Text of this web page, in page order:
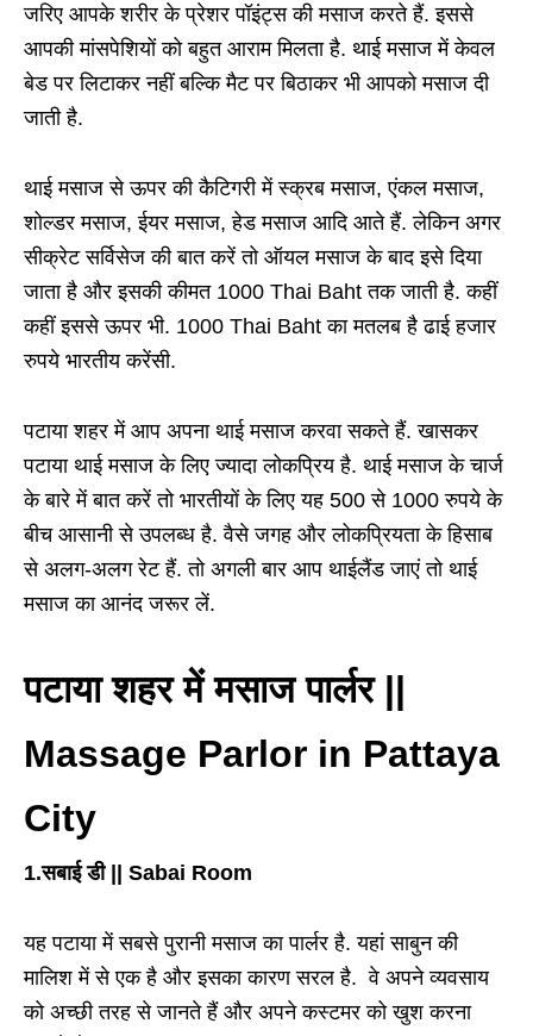
जरिए आपके शरीर के प्रेशर पॉइंट्स की मसाज करते हैं. इससे
आपकी मांसपेशियों को बहुत आराम मिलता है. थाई मसाज में केवल
बेड पर लिटाकर नहीं बल्कि मैट पर बिठाकर भी आपको मसाज दी
जाती है.
थाई मसाज से ऊपर की कैटिगरी में स्क्रब मसाज, एंकल मसाज,
शोल्डर मसाज, ईयर मसाज, हेड मसाज आदि आते हैं. लेकिन अगर
सीक्रेट सर्विसेज की बात करें तो ऑयल मसाज के बाद इसे दिया
जाता है और इसकी कीमत 1000 Thai Baht तक जाती है. कहीं
कहीं इससे ऊपर भी. 1000 Thai Baht का मतलब है ढाई हजार
रुपये भारतीय करेंसी.
पटाया शहर में आप अपना थाई मसाज करवा सकते हैं. खासकर
पटाया थाई मसाज के लिए ज्यादा लोकप्रिय है. थाई मसाज के चार्ज
के बारे में बात करें तो भारतीयों के लिए यह 500 से 1000 रुपये के
बीच आसानी से उपलब्ध है. वैसे जगह और लोकप्रियता के हिसाब
से अलग-अलग रेट हैं. तो अगली बार आप थाईलैंड जाएं तो थाई
मसाज का आनंद जरूर लें.
पटाया शहर में मसाज पार्लर ||
Massage Parlor in Pattaya
City
1.सबाई डी || Sabai Room
यह पटाया में सबसे पुरानी मसाज का पार्लर है. यहां साबुन की
मालिश में से एक है और इसका कारण सरल है. वे अपने व्यवसाय
को अच्छी तरह से जानते हैं और अपने कस्टमर को खुश करना